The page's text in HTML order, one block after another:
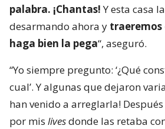
palabra. ¡Chantas!Y esta casa
desarmando ahora y traeremos
haga bien la pega“, aseguró.
“Yo siempre pregunto: ‘¿Qué
cual’. Y algunas que dejaron
han venido a arreglarla!
por mis livesdonde las retaba